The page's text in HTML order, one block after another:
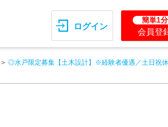
ログイン
簡単1分
会員登
◎水戸限定募集【土木設計】※経験者優遇／土日祝